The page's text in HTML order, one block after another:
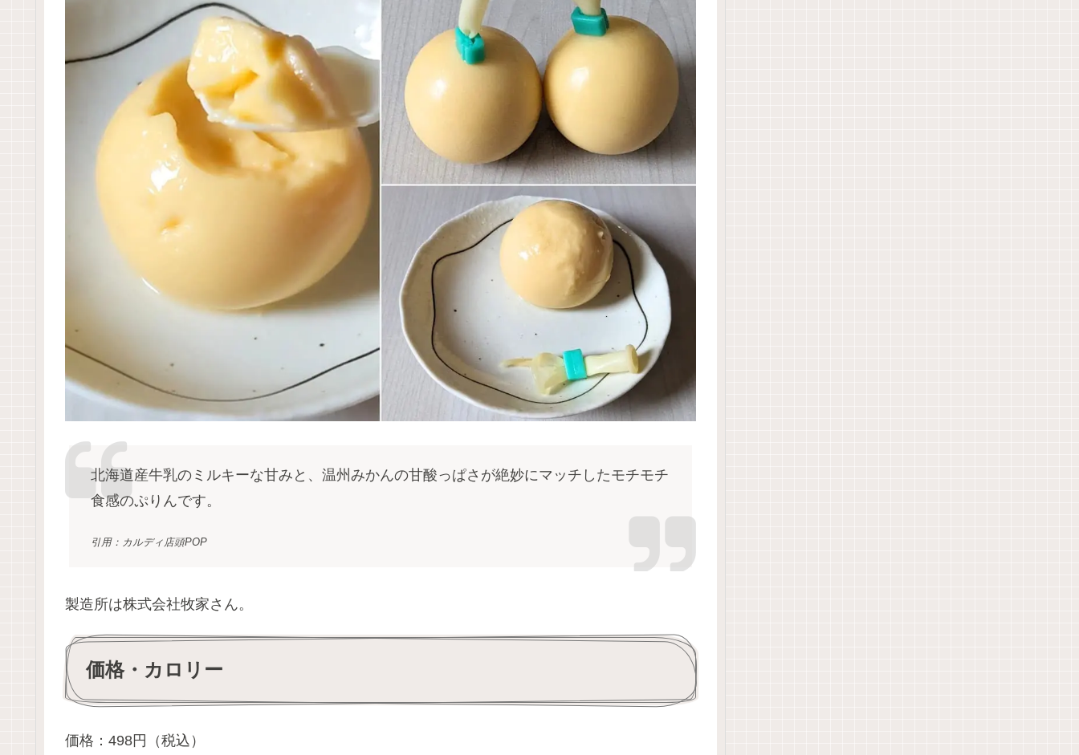
北海道産牛乳のミルキーな甘みと、温州みかんの甘酸っぱさが絶妙にマッチしたモチモチ
食感のぷりんです。
引用：カルディ店頭POP
製造所は株式会社牧家さん。
価格・カロリー
価格：498円（税込）